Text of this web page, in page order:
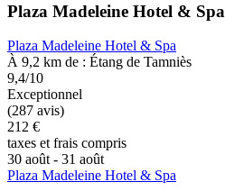
Plaza Madeleine Hotel & Spa
Plaza Madeleine Hotel & Spa
À 9,2 km de : Étang de Tamniès
9,4/10
Exceptionnel
(287 avis)
212 €
taxes et frais compris
30 août - 31 août
Plaza Madeleine Hotel & Spa